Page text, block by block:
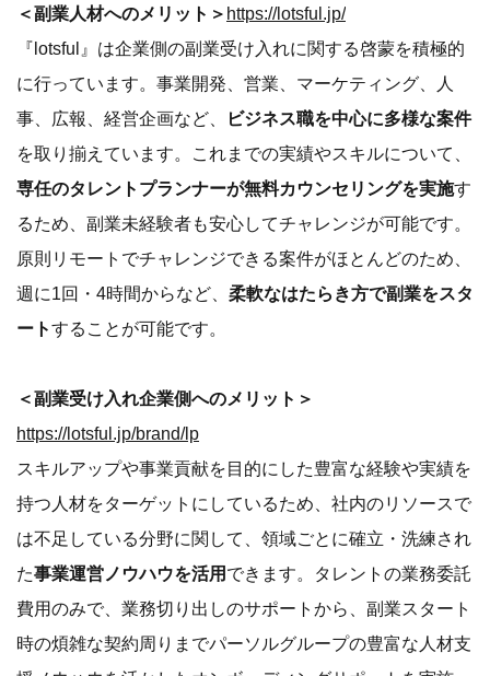
週に1回・4時間からなど、柔軟なはたらき方で副業をスタ
ートすることが可能です。
＜副業受け入れ企業側へのメリット＞
https://lotsful.jp/brand/lp
スキルアップや事業貢献を目的にした豊富な経験や実績を
持つ人材をターゲットにしているため、社内のリソースで
は不足している分野に関して、領域ごとに確立・洗練され
た事業運営ノウハウを活用
できます。タレントの業務委託
費用のみで、業務切り出しのサポートから、副業スタート
援ノウハウを活かしたオンボーディングサポートを実施
し、契約関連・労務管理など、
まで支援
します。（契約形態は業務委託となります。）
■「キャリアサークル by lotsful」の特徴